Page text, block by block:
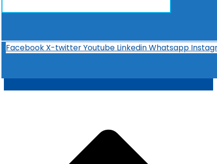
Facebook X-twitterYoutube LinkedinWhatsapp